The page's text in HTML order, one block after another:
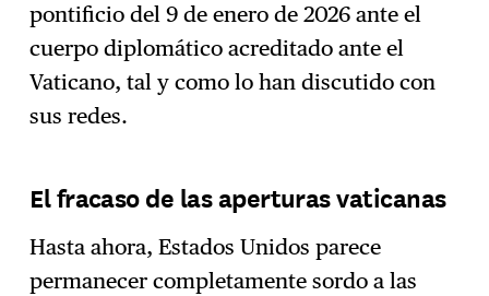
pontificio del 9 de enero de 2026 ante el
cuerpo diplomático acreditado ante el
Vaticano, tal y como lo han discutido con
sus redes.
El fracaso de las aperturas vaticanas
Hasta ahora, Estados Unidos parece
permanecer completamente sordo a las